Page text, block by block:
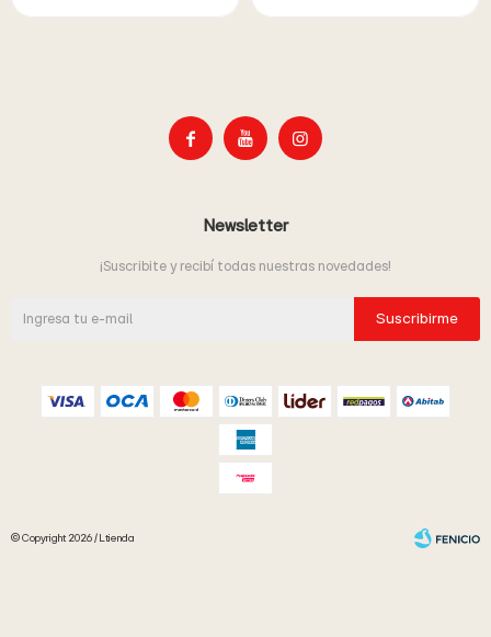
  
Newsletter
¡Suscribite y recibí todas nuestras novedades!
Suscribirme
© Copyright 2026 / Ltienda